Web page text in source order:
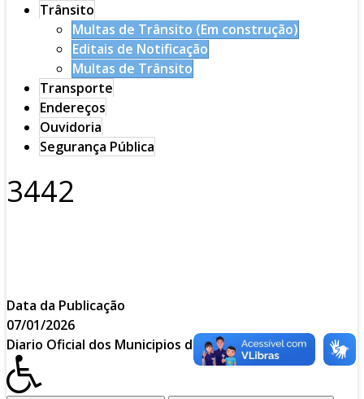
Trânsito
Multas de Trânsito (Em construção)
Editais de Notificação
Multas de Trânsito
Transporte
Endereços
Ouvidoria
Segurança Pública
3442
Data da Publicação
07/01/2026
Diario Oficial dos Municipios do Paraná